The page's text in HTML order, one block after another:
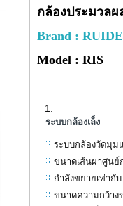
กล้องประมวลผ
Brand : RUIDE
Model : RIS
ระบบกล้องเล็ง
ระบบกล้องวัดมุม
ขนาดเส้นผ่าศูนย์
กำลังขยายเท่ากับ
ขนาดความกว้าง